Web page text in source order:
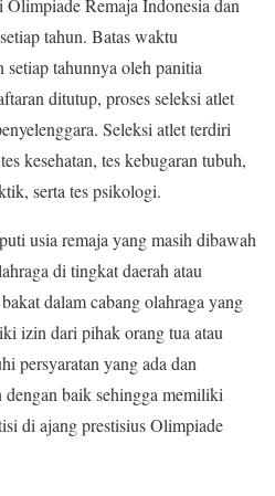
Olimpiade Remaja Indonesia dan
tahun. Batas waktu
tahunnya oleh panitia
ditutup, proses seleksi atlet
Seleksi atlet terdiri
kesehatan, tes kebugaran tubuh,
serta tes psikologi.
usia remaja yang masih dibawah
di tingkat daerah atau
dalam cabang olahraga yang
izin dari pihak orang tua atau
persyaratan yang ada dan
baik sehingga memiliki
di ajang prestisius Olimpiade